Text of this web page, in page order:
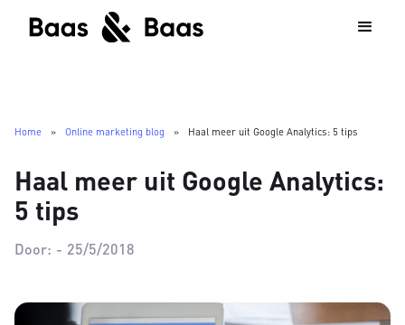
Home » Online marketing blog » Haal meer uit Google Analytics: 5 tips
Haal meer uit Google Analytics:
5 tips
Door: - 25/5/2018